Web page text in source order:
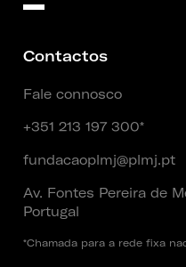
Contactos
Fale connosco
+351 213 197 300*
fundacaoplmj@plmj.pt
Av. Fontes Pereira de
Portugal
*Chamada para a rede fixa